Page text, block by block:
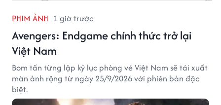
PHIM ẢNH 1 giờ trước
Avengers: Endgame chính thức trở lại
Việt Nam
Bom tấn từng lập kỷ lục phòng vé Việt Nam sẽ tái xuất
màn ảnh rộng từ ngày 25/9/2026 với phiên bản đặc
biệt.